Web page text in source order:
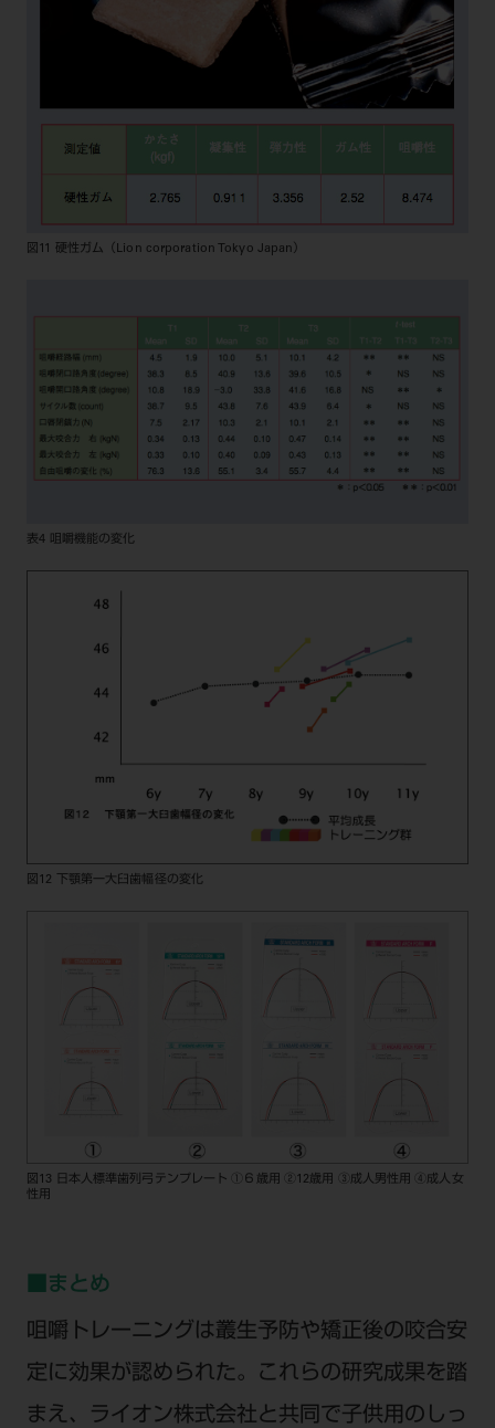
図11 硬性ガム（Lion corporation Tokyo Japan）
表4 咀嚼機能の変化
図12 下顎第一大臼歯幅径の変化
図13 日本人標準歯列弓テンプレート ①６歳用 ②12歳用 ③成人男性用 ④成人女
性用
■まとめ
咀嚼トレーニングは叢生予防や矯正後の咬合安
定に効果が認められた。これらの研究成果を踏
まえ、ライオン株式会社と共同で子供用のしっ